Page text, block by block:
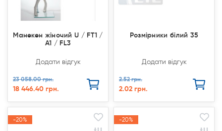
Манекен жіночий U / FT1 /
A1 / FL3
Додати відгук
23 058.00 грн.
18 446.40 грн.
Розмірники білий 35
Додати відгук
2.52 грн.
2.02 грн.
-20%
-20% -20%
-20%